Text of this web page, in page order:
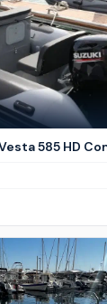
585 HD